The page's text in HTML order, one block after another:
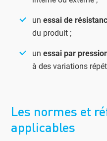
unessai de
du produit ;
unessai par
à des variations
Les normes et
applicables